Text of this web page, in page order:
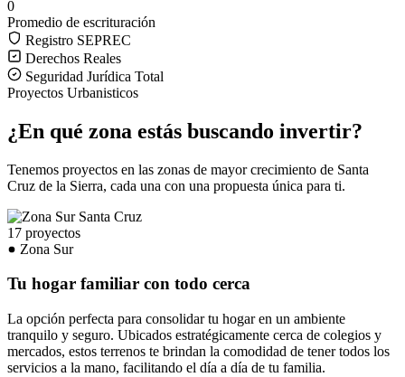
0
Promedio de escrituración
Registro SEPREC
Derechos Reales
Seguridad Jurídica Total
Proyectos Urbanisticos
¿En qué zona estás buscando invertir?
Tenemos proyectos en las zonas de mayor crecimiento de Santa
Cruz de la Sierra, cada una con una propuesta única para ti.
17 proyectos
Zona Sur
Tu hogar familiar con todo cerca
La opción perfecta para consolidar tu hogar en un ambiente
tranquilo y seguro. Ubicados estratégicamente cerca de colegios y
mercados, estos terrenos te brindan la comodidad de tener todos los
servicios a la mano, facilitando el día a día de tu familia.